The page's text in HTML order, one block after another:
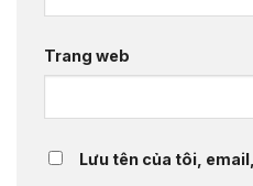
Trang web
Lưu tên của tôi,